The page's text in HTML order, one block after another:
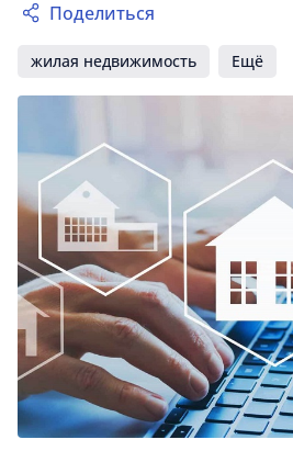
Поделиться
жилая недвижимость Ещё